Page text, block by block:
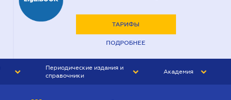
ТАРИФЫ
ПОДРОБНЕЕ
Периодические издания и
справочники
Академия